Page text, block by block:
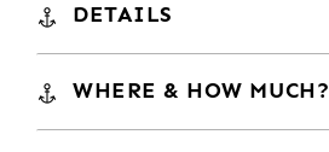
DETAILS
WHERE & HOW MUCH?